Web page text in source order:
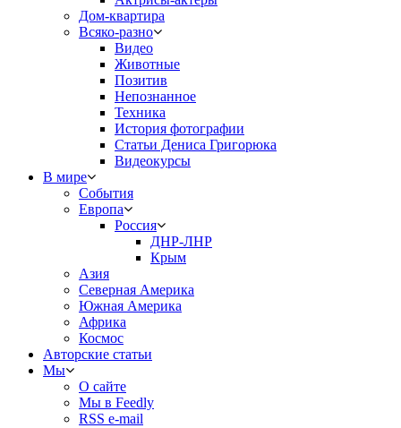
Дом-квартира
Всяко-разно
Видео
Животные
Позитив
Непознанное
Техника
История фотографии
Статьи Дениса Григорюка
Видеокурсы
В мире
События
Европа
Россия
ДНР-ЛНР
Крым
Азия
Северная Америка
Южная Америка
Африка
Космос
Авторские статьи
Мы
О сайте
Мы в Feedly
RSS e-mail